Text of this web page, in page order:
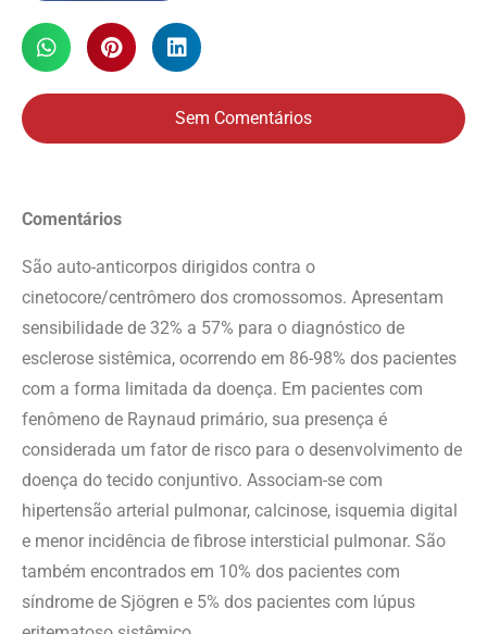
Sem Comentários
Comentários
São auto-anticorpos dirigidos contra o
cinetocore/centrômero dos cromossomos. Apresentam
sensibilidade de 32% a 57% para o diagnóstico de
esclerose sistêmica, ocorrendo em 86-98% dos pacientes
com a forma limitada da doença. Em pacientes com
fenômeno de Raynaud primário, sua presença é
considerada um fator de risco para o desenvolvimento de
doença do tecido conjuntivo. Associam-se com
hipertensão arterial pulmonar, calcinose, isquemia digital
e menor incidência de fibrose intersticial pulmonar. São
também encontrados em 10% dos pacientes com
síndrome de Sjögren e 5% dos pacientes com lúpus